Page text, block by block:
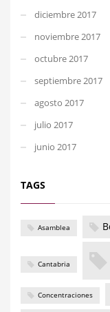
diciembre 2017
noviembre 2017
octubre 2017
septiembre 2017
agosto 2017
julio 2017
junio 2017
TAGS
Asamblea
Cantabria
Concentraciones